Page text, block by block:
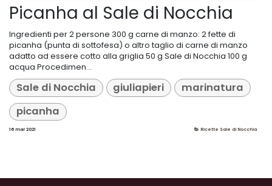
Picanha al Sale di Nocchia
Ingredienti per 2 persone 300 g carne di manzo: 2 fette di
picanha (punta di sottofesa) o altro taglio di carne di manzo
adatto ad essere cotto alla griglia 50 g Sale di Nocchia 100 g
acqua Procedimen...
Sale di Nocchia giuliapieri
marinatura
picanha
16 mar 2021 Ricette Sale di Nocchia